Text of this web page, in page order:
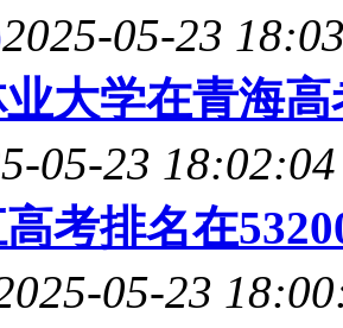
2025-05-23
大学在青海
05-23 18:02:04
考排名在
05-23